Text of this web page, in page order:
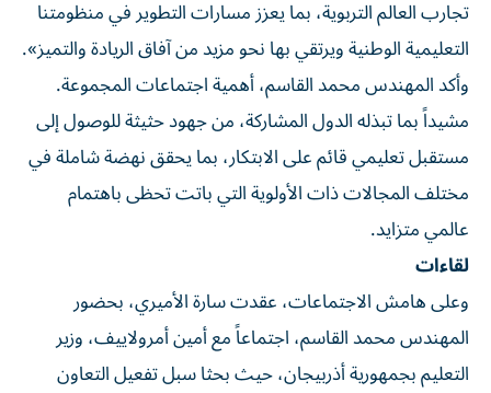
تجارب العالم التربوية، بما يعزز مسارات التطوير في منظومتنا
التعليمية الوطنية ويرتقي بها نحو مزيد من آفاق الريادة والتميز».
وأكد المهندس محمد القاسم، أهمية اجتماعات المجموعة.
مشيداً بما تبذله الدول المشاركة، من جهود حثيثة للوصول إلى
مستقبل تعليمي قائم على الابتكار، بما يحقق نهضة شاملة في
مختلف المجالات ذات الأولوية التي باتت تحظى باهتمام
عالمي متزايد.
لقاءات
وعلى هامش الاجتماعات، عقدت سارة الأميري، بحضور
المهندس محمد القاسم، اجتماعاً مع أمين أمرولاييف، وزير
التعليم بجمهورية أذربيجان، حيث بحثا سبل تفعيل التعاون